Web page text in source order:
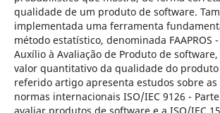
qualidade de um produto de software.
implementada uma ferramenta
método estatístico, denominada FAAPROS
Auxílio à Avaliação de Produto de
valor quantitativo da qualidade do
referido artigo apresenta estudos sobre as
normas internacionais ISO/IEC 9126 -